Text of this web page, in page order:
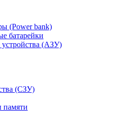
(Power bank)
батарейки
(АЗУ)
(СЗУ)
памяти